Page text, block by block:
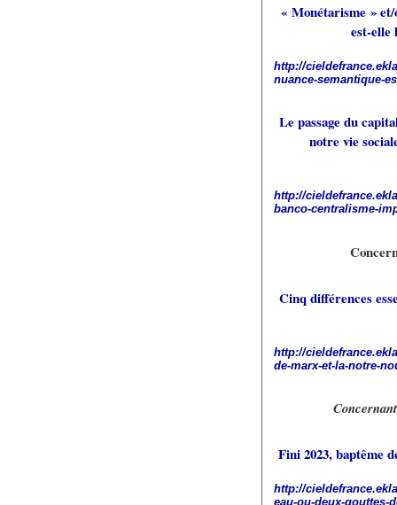
« Monétarisme »
est-elle
http://
nuance-semantique-
Le passage du
notre vie
http://
banco-centralisme-
Cinq différences
http://
de-marx-et-la-notre-
Fini 2023, baptême
http://
eau-ou-deux-gouttes-